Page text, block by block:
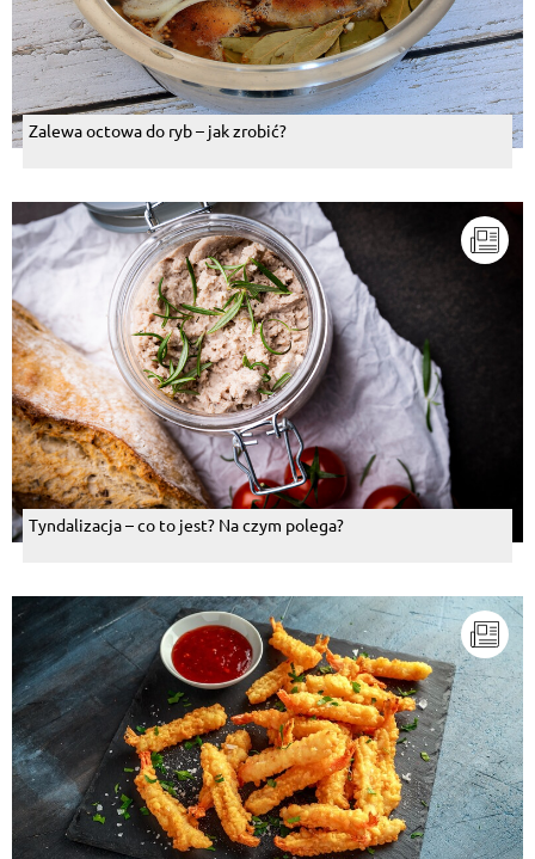
Zalewa octowa do ryb – jak zrobić?
Tyndalizacja – co to jest? Na czym polega?